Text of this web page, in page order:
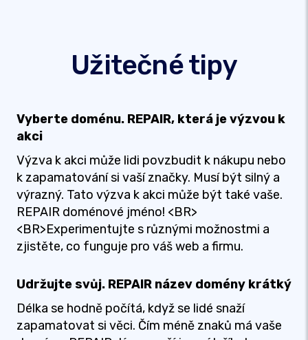
Užitečné tipy
Vyberte doménu. REPAIR, která je výzvou k
akci
Výzva k akci může lidi povzbudit k nákupu nebo
k zapamatování si vaší značky. Musí být silný a
výrazný. Tato výzva k akci může být také vaše.
REPAIR doménové jméno! <BR>
<BR>Experimentujte s různými možnostmi a
zjistěte, co funguje pro váš web a firmu.
Udržujte svůj. REPAIR název domény krátký
Délka se hodně počítá, když se lidé snaží
zapamatovat si věci. Čím méně znaků má vaše